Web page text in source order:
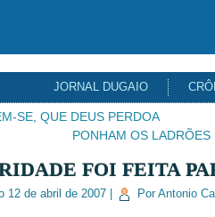
JORNAL DUGAIO
SE, QUE DEUS PERDOA
PONHAM OS
FOI FEITA
12 de abril de 2007| Por Antonio